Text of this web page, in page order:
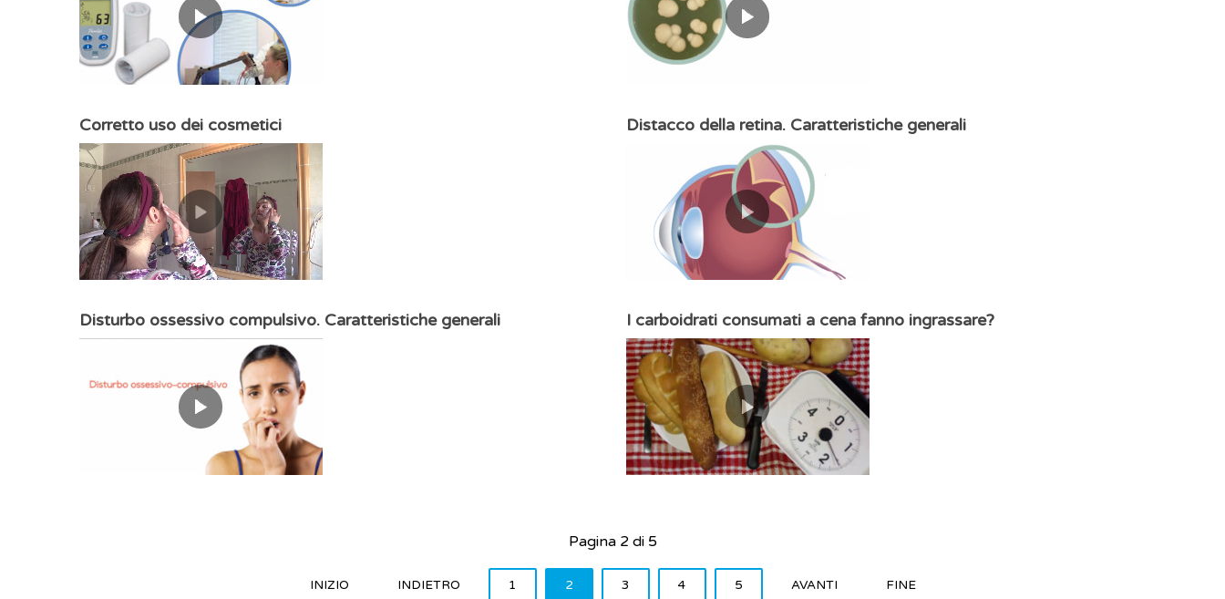
Corretto uso dei cosmetici Distacco della retina. Caratteristiche generali
Disturbo ossessivo compulsivo. Caratteristiche generali I carboidrati consumati a cena fanno ingrassare?
Pagina 2 di 5
INIZIO INDIETRO 1 2 3 4 5 AVANTI FINE